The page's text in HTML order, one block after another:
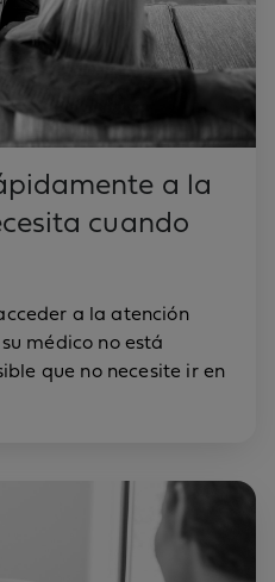
a la
cuando
a la atención
médico no está
que no necesite ir en